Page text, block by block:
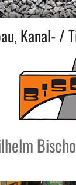
Kanal- /